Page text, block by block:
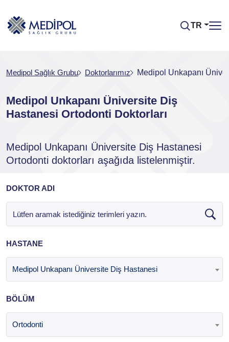
TR
Medipol Sağlık Grubu Doktorlarımız Medipol Unkapanı
Medipol Unkapanı Üniversite Diş
Hastanesi Ortodonti Doktorları
Medipol Unkapanı Üniversite Diş Hastanesi
Ortodonti doktorları aşağıda listelenmiştir.
DOKTOR ADI
HASTANE
Medipol Unkapanı Üniversite Diş Hastanesi
BÖLÜM
Ortodonti